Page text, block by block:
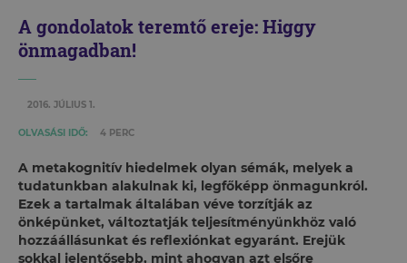
A gondolatok teremtő ereje: Higgy
önmagadban!
2016. JÚLIUS 1.
OLVASÁSI IDŐ: 4 PERC
A metakognitív hiedelmek olyan sémák, melyek a
tudatunkban alakulnak ki, legfőképp önmagunkról.
Ezek a tartalmak általában véve torzítják az
önképünket, változtatják teljesítményünkhöz való
hozzáállásunkat és reflexiónkat egyaránt. Erejük
sokkal jelentősebb, mint ahogyan azt elsőre